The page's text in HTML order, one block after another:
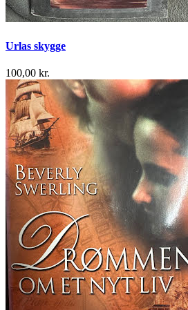
Urlas skygge
100,00 kr.